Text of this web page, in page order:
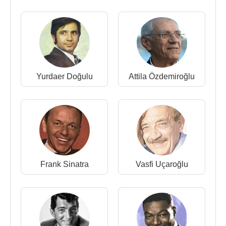
çoğalması nedeniyle Avrupa turneleri ve otel gece
kulüplerinde programlar yapmaya başlar.
Yedi filmde baş rol oynadı. 80 45'lik plak, 1 longplay
doldurdu. 1993'te hit şarkılarından oluşan bir kaset
ve CD'si yayımlandı.
Pop müziğimizin öncü sanatçılarından biri olan
Berkant sahne çalışmalarını uzun süredirMersin'de
sürdürdü.
Berkant, 'Bayan Bacak' lakaplıSerpil Örümcer
'de yaptığı evliliği için "En büyük hatayı
evliliği bir yıl sürmüştü.
Bir süre akciğer kanseri tedavisi gören 74 yaşındaki
şarkıcı Berkant Akgürgen, 1 Ekim2012sabahı
İstanbul’da tedavi gördüğü hastanede hayatını
Yurdaer Doğulu Attila Özdemiroğlu
Frank Sinatra Vasfi Uçaroğlu